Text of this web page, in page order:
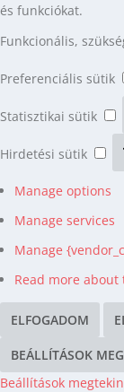
és funkciókat.
Funkcionális,
Preferenciális sütik
Statisztikai sütik
Hirdetési sütik
Manage options
Manage services
Manage
Read more
ELFOGADOM
BEÁLLÍTÁSOK
Beállítások